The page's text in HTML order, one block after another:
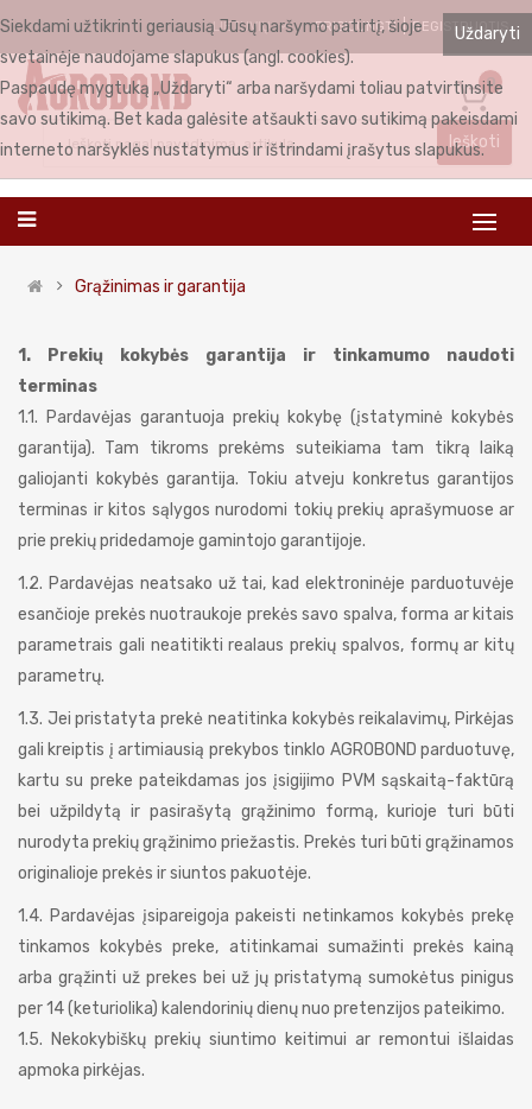
LIETUVIŲ PRISIJUNGTI REGISTRUOTIS
0
Ieškoti
Grąžinimas ir garantija
1. Prekių kokybės garantija ir tinkamumo naudoti
terminas
1.1. Pardavėjas garantuoja prekių kokybę (įstatyminė kokybės
garantija). Tam tikroms prekėms suteikiama tam tikrą laiką
galiojanti kokybės garantija. Tokiu atveju konkretus garantijos
terminas ir kitos sąlygos nurodomi tokių prekių aprašymuose ar
prie prekių pridedamoje gamintojo garantijoje.
1.2. Pardavėjas neatsako už tai, kad elektroninėje parduotuvėje
esančioje prekės nuotraukoje prekės savo spalva, forma ar kitais
parametrais gali neatitikti realaus prekių spalvos, formų ar kitų
parametrų.
1.3. Jei pristatyta prekė neatitinka kokybės reikalavimų, Pirkėjas
gali kreiptis į artimiausią prekybos tinklo AGROBOND parduotuvę,
kartu su preke pateikdamas jos įsigijimo PVM sąskaitą-faktūrą
bei užpildytą ir pasirašytą grąžinimo formą, kurioje turi būti
nurodyta prekių grąžinimo priežastis. Prekės turi būti grąžinamos
originalioje prekės ir siuntos pakuotėje.
1.4. Pardavėjas įsipareigoja pakeisti netinkamos kokybės prekę
tinkamos kokybės preke, atitinkamai sumažinti prekės kainą
arba grąžinti už prekes bei už jų pristatymą sumokėtus pinigus
per 14 (keturiolika) kalendorinių dienų nuo pretenzijos pateikimo.
1.5. Nekokybiškų prekių siuntimo keitimui ar remontui išlaidas
apmoka pirkėjas.
Uždaryti
Siekdami užtikrinti geriausią Jūsų naršymo patirtį, šioje
svetainėje naudojame slapukus (angl. cookies).
Paspaudę mygtuką „Uždaryti“ arba naršydami toliau patvirtinsite
savo sutikimą. Bet kada galėsite atšaukti savo sutikimą pakeisdami
interneto naršyklės nustatymus ir ištrindami įrašytus slapukus.